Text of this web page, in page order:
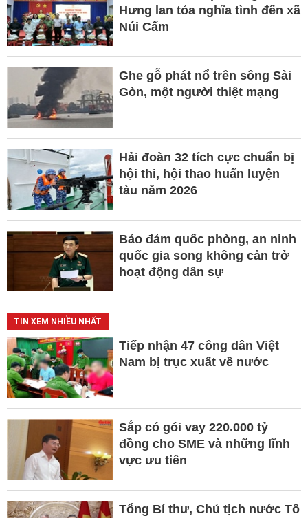
Hưng lan tỏa nghĩa tình đến xã
Núi Cấm
Ghe gỗ phát nổ trên sông Sài
Gòn, một người thiệt mạng
Hải đoàn 32 tích cực chuẩn bị
hội thi, hội thao huấn luyện
tàu năm 2026
Bảo đảm quốc phòng, an ninh
quốc gia song không cản trở
hoạt động dân sự
TIN XEM NHIỀU NHẤT
Tiếp nhận 47 công dân Việt
Nam bị trục xuất về nước
Sắp có gói vay 220.000 tỷ
đồng cho SME và những lĩnh
vực ưu tiên
Tổng Bí thư, Chủ tịch nước Tô